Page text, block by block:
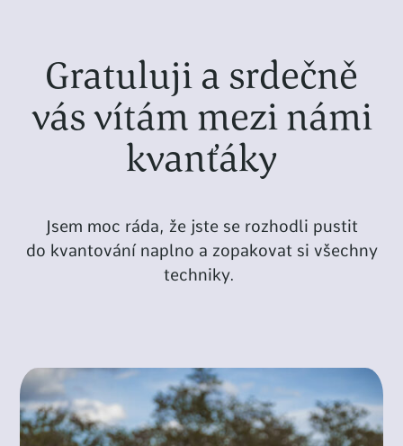
Gratuluji a srdečně
vás vítám mezi námi
kvanťáky
Jsem moc ráda, že jste se rozhodli pustit
do kvantování naplno a zopakovat si všechny
techniky.